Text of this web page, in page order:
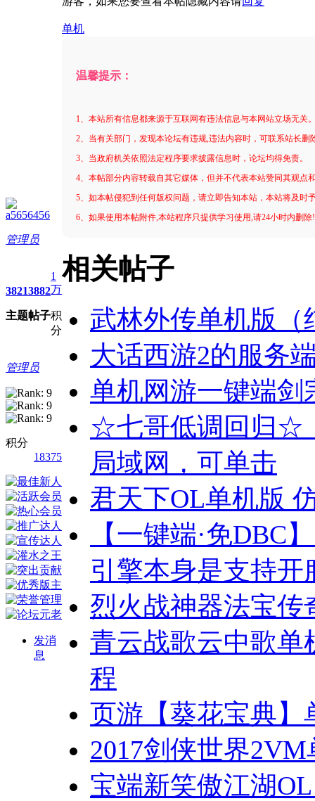
a5656456
管理员
3821
主题
3882
帖子
1
万
积
分
管理员
积分
18375
发消
息
单机
温馨提示：
1、本站所有信息都来源于互联网有违法信息与本网站立场无关
2、当有关部门，发现本论坛有违规,违法内容时，可联系站长删
3、当政府机关依照法定程序要求披露信息时，论坛均得免责。
4、本帖部分内容转载自其它媒体，但并不代表本站赞同其观点
5、如本帖侵犯到任何版权问题，请立即告知本站，本站将及时
6、如果使用本帖附件,本站程序只提供学习使用,请24小时内删
相关帖子
武林外传单机版（
大话西游2的服务
单机网游一键端剑
☆七哥低调回归☆
局域网，可单击
君天下OL单机版
【一键端·免DBC
引擎本身是支持开
烈火战神器法宝传
青云战歌云中歌单
程
页游【葵花宝典】
2017剑侠世界
宝端新笑傲江湖